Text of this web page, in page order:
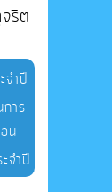
ริต
จำปี
าร
น
จำปี